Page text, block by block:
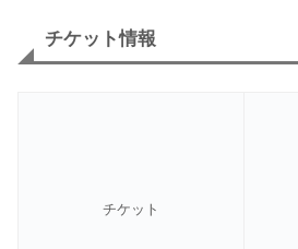
チケット情報
チケット